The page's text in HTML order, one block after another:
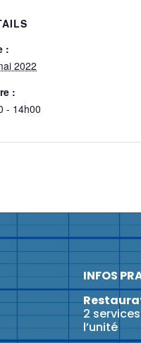
:
2022
:
- 14h00
INFOS
2
l’unité